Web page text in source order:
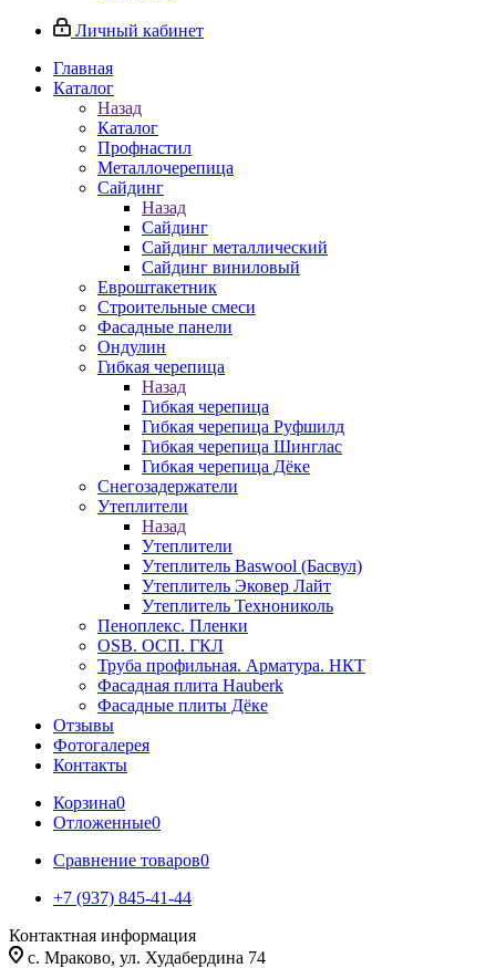
Личный кабинет
Главная
Каталог
Назад
Каталог
Профнастил
Металлочерепица
Сайдинг
Назад
Сайдинг
Сайдинг металлический
Сайдинг виниловый
Евроштакетник
Строительные смеси
Фасадные панели
Ондулин
Гибкая черепица
Назад
Гибкая черепица
Гибкая черепица Руфшилд
Гибкая черепица Шинглас
Гибкая черепица Дёке
Снегозадержатели
Утеплители
Назад
Утеплители
Утеплитель Baswool (Басвул)
Утеплитель Эковер Лайт
Утеплитель Технониколь
Пеноплекс. Пленки
OSB. ОСП. ГКЛ
Труба профильная. Арматура. НКТ
Фасадная плита Hauberk
Фасадные плиты Дёке
Отзывы
Фотогалерея
Контакты
Корзина0
Отложенные0
Сравнение товаров0
+7 (937) 845-41-44
Контактная информация
с. Мраково, ул. Худабердина 74